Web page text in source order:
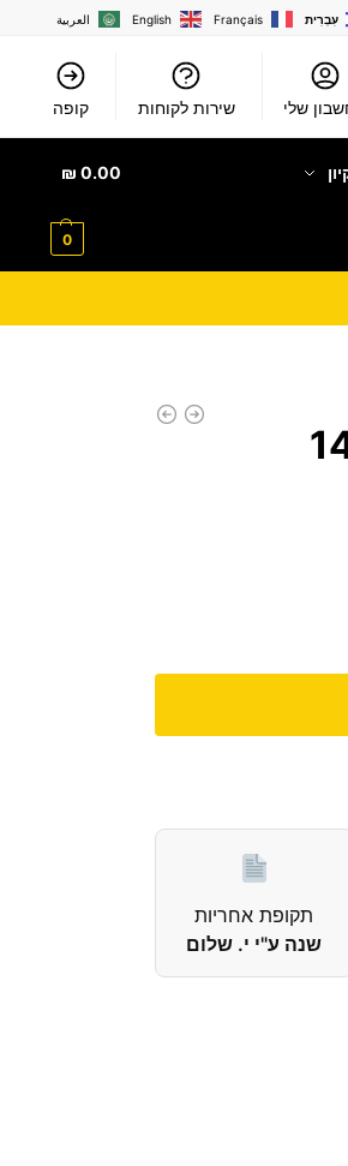
العربية English Français עִבְרִית
שלי שירות לקוחות קופה
0.00
₪
0
1400
תקופת אחריות
שנה ע"י י. שלום